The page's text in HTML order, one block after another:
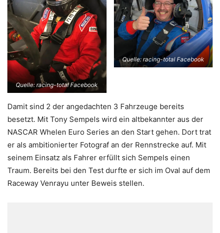
Quelle: racing-total Facebook
Quelle: racing-total Facebook
Damit sind 2 der angedachten 3 Fahrzeuge bereits
besetzt. Mit Tony Sempels wird ein altbekannter aus der
NASCAR Whelen Euro Series an den Start gehen. Dort trat
er als ambitionierter Fotograf an der Rennstrecke auf. Mit
seinem Einsatz als Fahrer erfüllt sich Sempels einen
Traum. Bereits bei den Test durfte er sich im Oval auf dem
Raceway Venrayu unter Beweis stellen.